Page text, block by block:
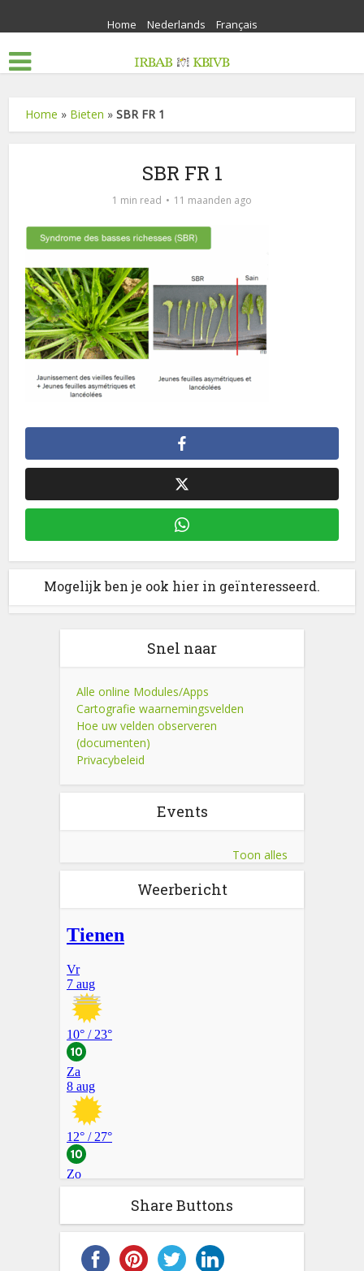
Home Nederlands Français
Home » Bieten »SBR FR 1
SBR FR 1
1 min read 11 maanden ago
Mogelijk ben je ook hier in geïnteresseerd.
Snel naar
Alle online Modules/Apps
Cartografie waarnemingsvelden
Hoe uw velden observeren
(documenten)
Privacybeleid
Events
Toon alles
Weerbericht
Share Buttons